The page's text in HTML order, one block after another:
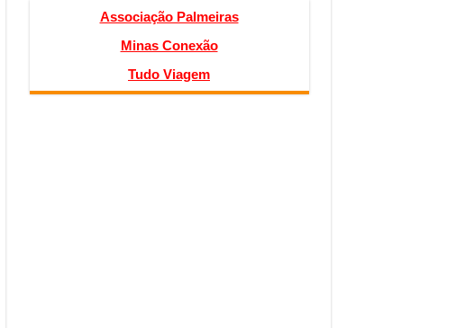
Associação Palmeiras
Minas Conexão
Tudo Viagem